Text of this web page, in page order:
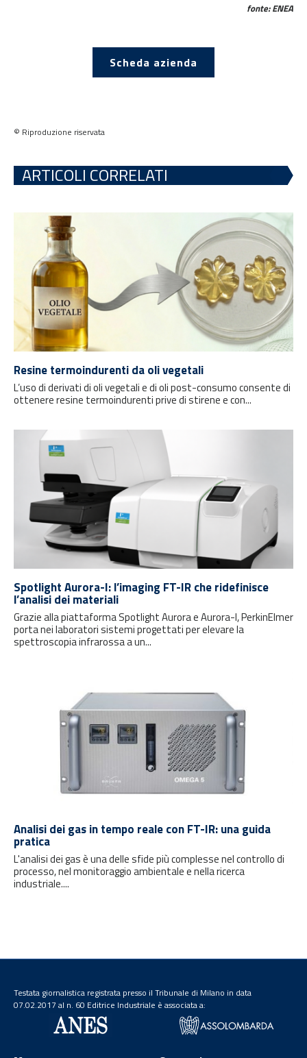
fonte: ENEA
Scheda azienda
© Riproduzione riservata
ARTICOLI CORRELATI
Resine termoindurenti da oli vegetali
L’uso di derivati di oli vegetali e di oli post-consumo consente di
ottenere resine termoindurenti prive di stirene e con...
Spotlight Aurora-I: l’imaging FT-IR che ridefinisce
l’analisi dei materiali
Grazie alla piattaforma Spotlight Aurora e Aurora-I, PerkinElmer
porta nei laboratori sistemi progettati per elevare la
spettroscopia infrarossa a un...
Analisi dei gas in tempo reale con FT-IR: una guida
pratica
L'analisi dei gas è una delle sfide più complesse nel controllo di
processo, nel monitoraggio ambientale e nella ricerca
industriale....
Testata giornalistica registrata presso il Tribunale di Milano in data
07.02.2017 al n. 60 Editrice Industriale è associata a: